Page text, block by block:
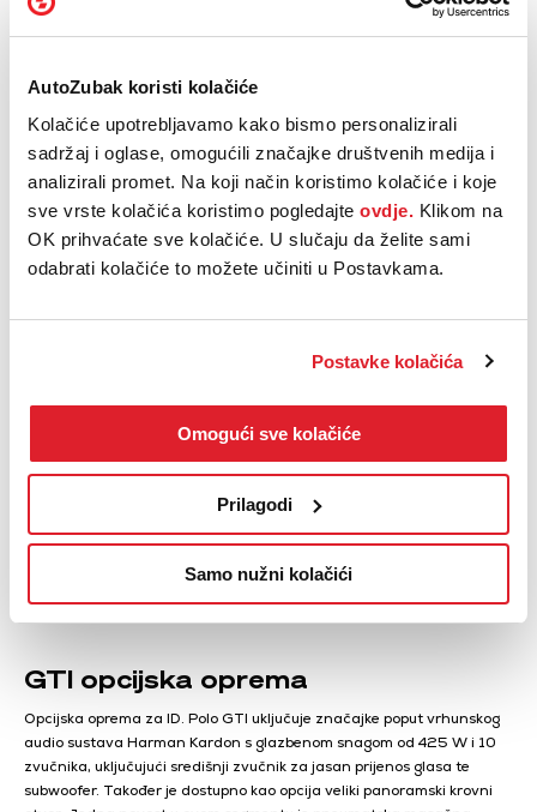
AutoZubak koristi kolačiće
Kolačiće upotrebljavamo kako bismo personalizirali
sadržaj i oglase, omogućili značajke društvenih medija i
analizirali promet. Na koji način koristimo kolačiće i koje
sve vrste kolačića koristimo pogledajte ovdje. Klikom na
OK prihvaćate sve kolačiće. U slučaju da želite sami
odabrati kolačiće to možete učiniti u Postavkama.
Postavke kolačića
Omogući sve kolačiće
Prilagodi
Samo nužni kolačići
primjerice, tipkom View na upravljaču aktivira retro prikaz,
instrumenti se transformiraju u stil kasnog Golfa I. Dodirni zaslon
infotainment sustava smješten u središtu armaturne ploče mjeri
32,77 cm (12,9 inča) po dijagonali i velik je poput premium tableta.
Ako je retro prikaz aktivan, ovdje se također prikazuju grafički detalji
u stilu Golfa I. Primjer za to je prikaz zapisa pjesama, koji se tada
prikazuje kao kazeta – prijenosni oblik pohrane glazbe popularan
1980-ih.
GTI opcijska oprema
Opcijska oprema za ID. Polo GTI uključuje značajke poput vrhunskog
audio sustava Harman Kardon s glazbenom snagom od 425 W i 10
zvučnika, uključujući središnji zvučnik za jasan prijenos glasa te
subwoofer. Također je dostupno kao opcija veliki panoramski krovni